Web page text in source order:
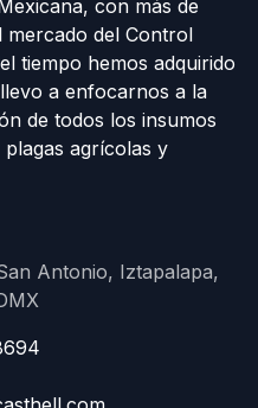
con más de
mercado del Control
tiempo hemos adquirido
a enfocarnos a la
de todos los insumos
agrícolas y
Antonio, Iztapalapa,